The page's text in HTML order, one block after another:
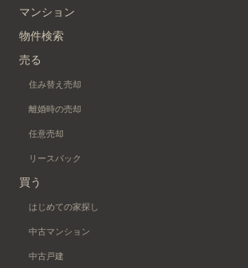
マンション
物件検索
売る
住み替え売却
離婚時の売却
任意売却
リースバック
買う
はじめての家探し
中古マンション
中古戸建